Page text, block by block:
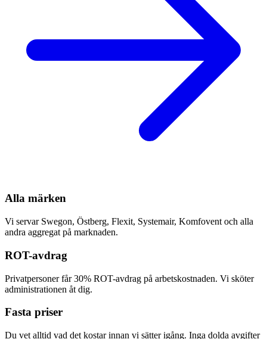
Alla märken
Vi servar Swegon, Östberg, Flexit, Systemair, Komfovent och alla
andra aggregat på marknaden.
ROT-avdrag
Privatpersoner får 30% ROT-avdrag på arbetskostnaden. Vi sköter
administrationen åt dig.
Fasta priser
Du vet alltid vad det kostar innan vi sätter igång. Inga dolda avgifter